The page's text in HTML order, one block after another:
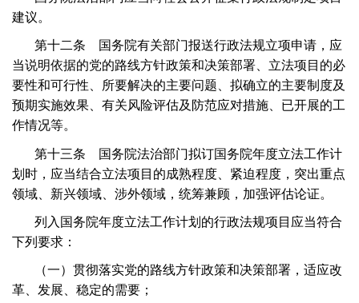
建议。
第十二条 国务院有关部门报送行政法规立项申请，应
当说明依据的党的路线方针政策和决策部署、立法项目的必
要性和可行性、所要解决的主要问题、拟确立的主要制度及
预期实施效果、有关风险评估及防范应对措施、已开展的工
作情况等。
第十三条 国务院法治部门拟订国务院年度立法工作计
划时，应当结合立法项目的成熟程度、紧迫程度，突出重点
领域、新兴领域、涉外领域，统筹兼顾，加强评估论证。
列入国务院年度立法工作计划的行政法规项目应当符合
下列要求：
（一）贯彻落实党的路线方针政策和决策部署，适应改
革、发展、稳定的需要；